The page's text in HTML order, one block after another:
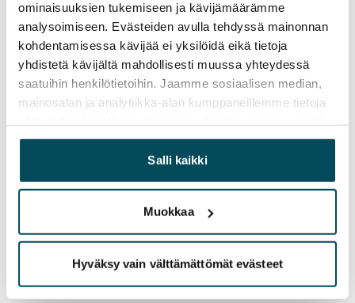
ominaisuuksien tukemiseen ja kävijämäärämme
analysoimiseen. Evästeiden avulla tehdyssä mainonnan
kohdentamisessa kävijää ei yksilöidä eikä tietoja
yhdistetä kävijältä mahdollisesti muussa yhteydessä
saatuihin henkilötietoihin. Jaamme sosiaalisen median,
mainosalan ja analytiikka-alan kumppaneillemme tietoja
yhdistää näitä tietoja muihin tietoihin, joita olet antanut
heille tai joita on kerätty, kun olet käyttänyt heidän
palvelujaan.
Salli kaikki
Muokkaa
Hyväksy vain välttämättömät evästeet
aiemmin
Kotivakuutus
Pakollinen, ei sisälly vuokraan
Vesimaksu
Kulutuksen mukaan
Vuokralainen solmii itse sähkösopimuksen.
Vuokraan sisältyy 50 M laajakaistaliittymä. Voit hankkia
lisänopeutta etuhintaan ottamalla yhteyttä